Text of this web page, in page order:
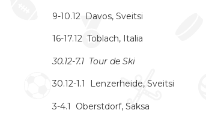
9-10.12 Davos, Sveitsi
16-17.12 Toblach, Italia
30.12-7.1 Tour de Ski
30.12-1.1 Lenzerheide, Sveitsi
3-4.1 Oberstdorf, Saksa